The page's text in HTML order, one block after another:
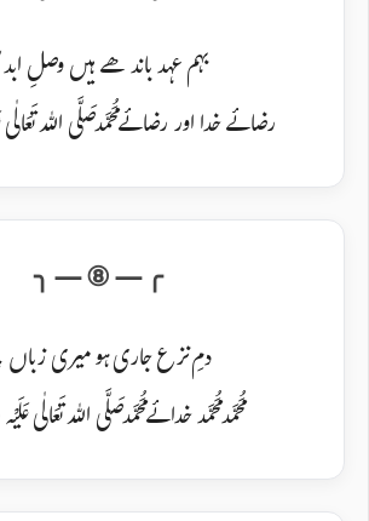
بہم عہد باندھے ہیں وصلِ
رضائے خدا اور رضائے مُحَمَّد صَلَّی اللہ تَعَالٰی
دمِ نزع جاری ہو میری
مُحَمَّد مُحَمَّد خدائے مُحَمَّد صَلَّی اللہ تَعَالٰی